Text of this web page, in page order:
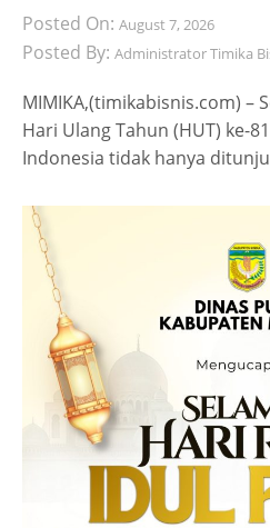
Posted On: August 7, 2026
Posted By: Administrator Timika
MIMIKA,(timikabisnis.com) –
Hari Ulang Tahun (HUT) ke-
Indonesia tidak hanya